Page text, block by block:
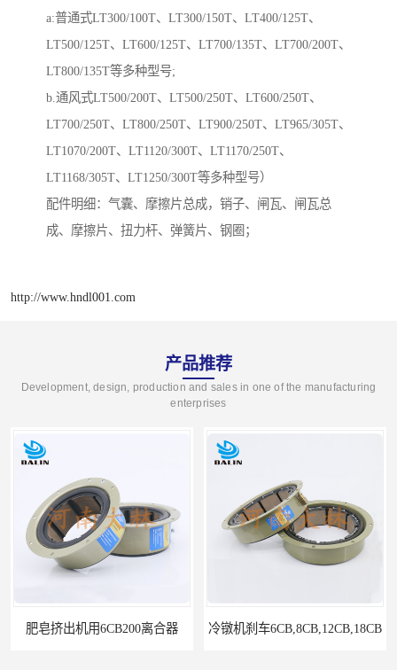
a:普通式LT300/100T、LT300/150T、LT400/125T、
LT500/125T、LT600/125T、LT700/135T、LT700/200T、
LT800/135T等多种型号;
b.通风式LT500/200T、LT500/250T、LT600/250T、
LT700/250T、LT800/250T、LT900/250T、LT965/305T、
LT1070/200T、LT1120/300T、LT1170/250T、
LT1168/305T、LT1250/300T等多种型号）
配件明细：气囊、摩擦片总成，销子、闸瓦、闸瓦总
成、摩擦片、扭力杆、弹簧片、钢圈；
http://www.hndl001.com
产品推荐
Development, design, production and sales in one of the manufacturing
enterprises
冷镦机刹车6CB,8CB,12CB,18CB Airflex同等6CB200离合器